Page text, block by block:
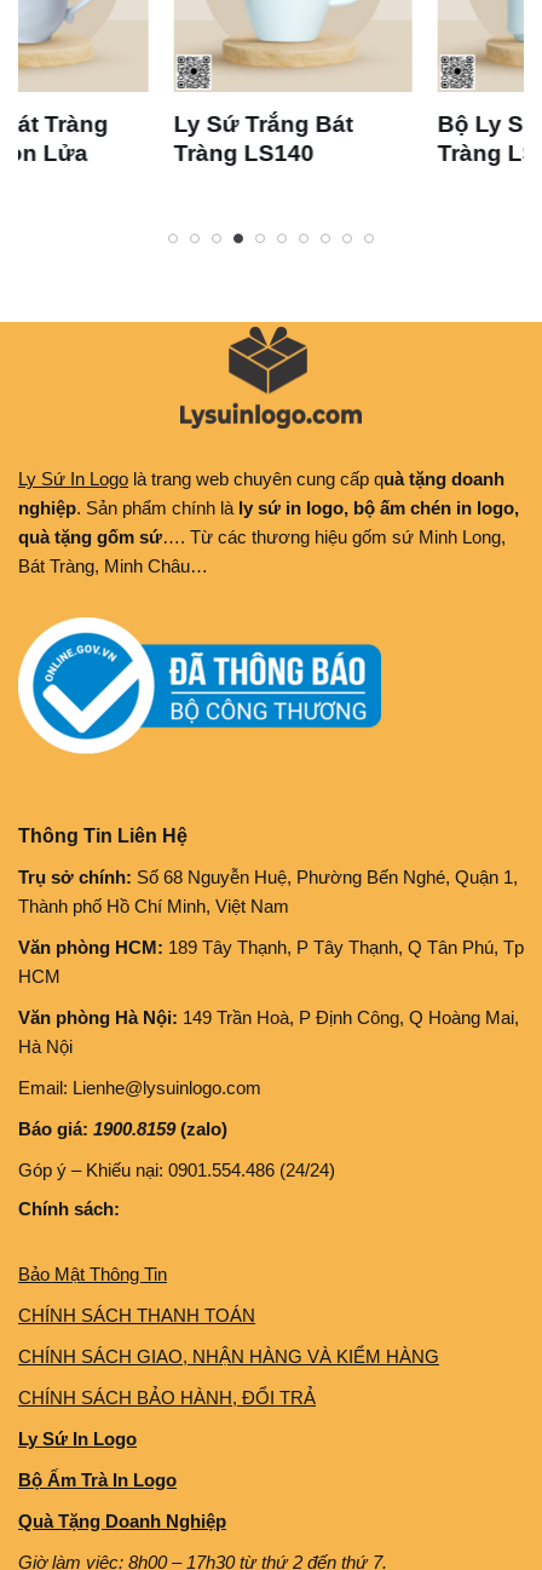
Ly Sứ Trắng Bát
Tràng LS140
Bộ Ly Sứ Trắng Bát
Tràng LS133
Ly Sứ In Logo là trang web chuyên cung cấp quà tặng doanh
nghiệp. Sản phẩm chính là ly sứ in logo, bộ ấm chén in logo,
quà tặng gốm sứ…. Từ các thương hiệu gốm sứ Minh Long,
Bát Tràng, Minh Châu…
Thông Tin Liên Hệ
Trụ sở chính: Số 68 Nguyễn Huệ, Phường Bến Nghé, Quận 1,
Thành phố Hồ Chí Minh, Việt Nam
Văn phòng HCM: 189 Tây Thạnh, P Tây Thạnh, Q Tân Phú, Tp
HCM
Văn phòng Hà Nội: 149 Trần Hoà, P Định Công, Q Hoàng Mai,
Hà Nội
Email: Lienhe@lysuinlogo.com
Báo giá: 1900.8159(zalo)
Góp ý – Khiếu nại: 0901.554.486 (24/24)
Chính sách:
Bảo Mật Thông Tin
CHÍNH SÁCH THANH TOÁN
CHÍNH SÁCH GIAO, NHẬN HÀNG VÀ KIỂM HÀNG
CHÍNH SÁCH BẢO HÀNH, ĐỔI TRẢ
Ly Sứ In Logo
Bộ Ấm Trà In Logo
Quà Tặng Doanh Nghiệp
Giờ làm việc: 8h00 – 17h30 từ thứ 2 đến thứ 7.